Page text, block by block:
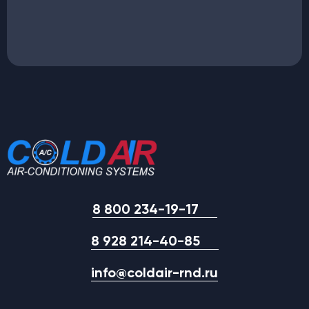
8 800 234-19-17
8 928 214-40-85
info@coldair-rnd.ru